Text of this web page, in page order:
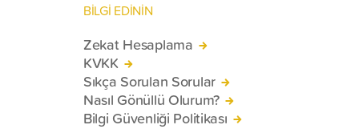
BİLGİ EDİNİN
Zekat Hesaplama
KVKK
Sıkça Sorulan Sorular
Nasıl Gönüllü Olurum?
Bilgi Güvenliği Politikası